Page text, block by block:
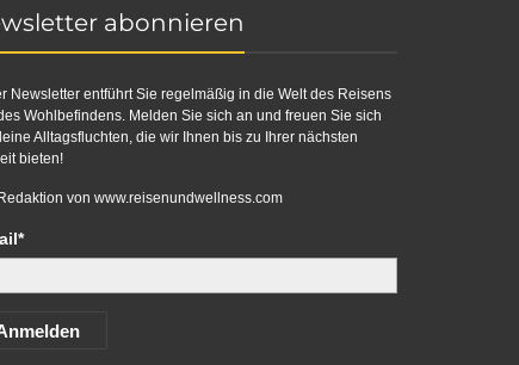
abonnieren
Newsletter entführt Sie regelmäßig in die Welt des Reisens
Wohlbefindens. Melden Sie sich an und freuen Sie sich
Alltagsfluchten, die wir Ihnen bis zu Ihrer nächsten
bieten!
von www.reisenundwellness.com